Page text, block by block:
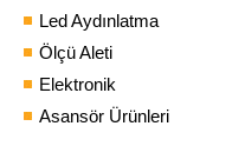
Led Aydınlatma
Ölçü Aleti
Elektronik
Asansör Ürünleri